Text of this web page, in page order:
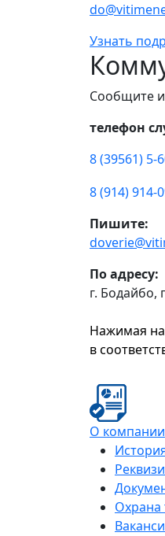
Узнать
Сообщите
телефон
8 (39561) 5-
8 (914) 914-
Пишите:
По адресу:
г. Бодайбо,
Нажимая
в
О компании
Охрана